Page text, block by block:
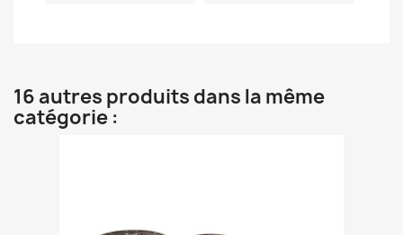
16 autres produits dans la même
catégorie :